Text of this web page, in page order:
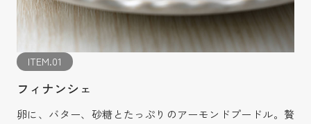
ITEM.01
フィナンシェ
卵に、バター、砂糖とたっぷりのアーモンドプードル。贅